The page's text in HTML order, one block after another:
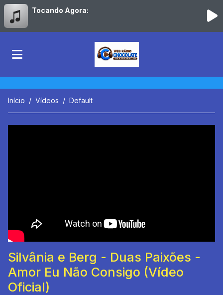
Tocando Agora:
Início Vídeos Default
Silvânia e Berg - Duas Paixões -
Amor Eu Não Consigo (Vídeo
Oficial)